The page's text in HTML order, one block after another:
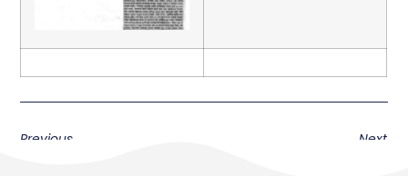
Previous Next